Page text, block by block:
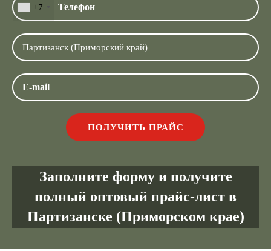
+7
Заполните форму и получите
полный оптовый прайс-лист в
Партизанске (Приморском крае)